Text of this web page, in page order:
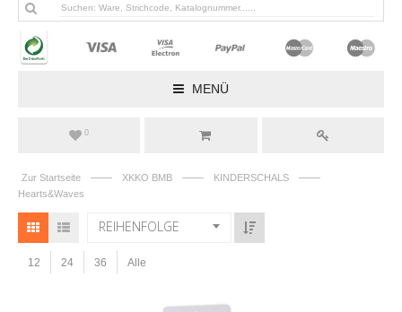
MENÜ
0
Zur Startseite —— XKKO BMB —— KINDERSCHALS ——
Hearts&Waves
REIHENFOLGE
12 24 36 Alle